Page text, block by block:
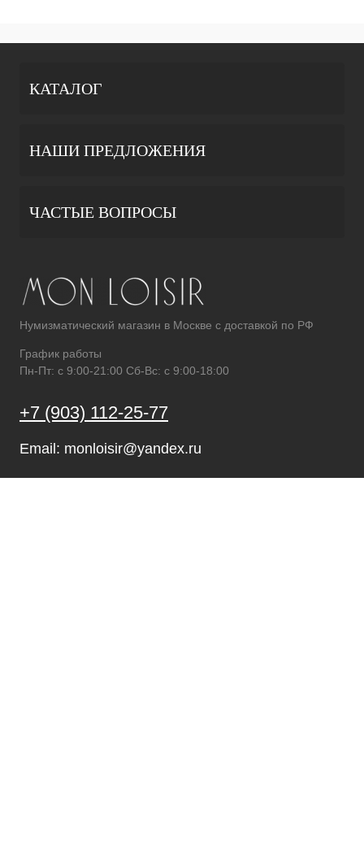
КАТАЛОГ
НАШИ ПРЕДЛОЖЕНИЯ
ЧАСТЫЕ ВОПРОСЫ
Нумизматический магазин в Москве с доставкой по РФ
График работы
Пн-Пт: с 9:00-21:00 Сб-Вс: с 9:00-18:00
+7 (903) 112-25-77
Email: monloisir@yandex.ru